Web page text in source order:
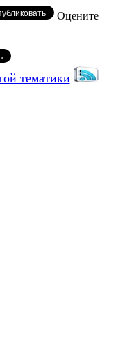
Оцените
тематики